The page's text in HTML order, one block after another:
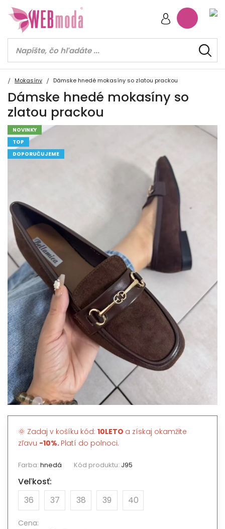
Mokasíny Dámske hnedé mokasíny so zlatou prackou
Dámske hnedé mokasíny so
zlatou prackou
NOVINKY
TOP
DOPORUČUJEME
🌞 Zadaj v košíku kód: 10LETO a získaj okamžite
zľavu -10%. Platí do polnoci.
Farba: hnedá Kód produktu: J95
Veľkosť:
36
37 38 39 40
Cena: